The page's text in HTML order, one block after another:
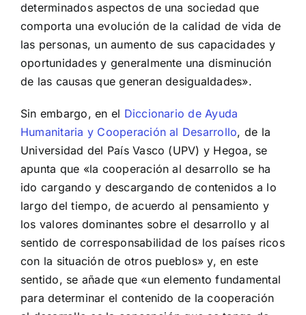
determinados aspectos de una sociedad que
comporta una evolución de la calidad de vida de
las personas, un aumento de sus capacidades y
oportunidades y generalmente una disminución
de las causas que generan desigualdades».
Sin embargo, en el Diccionario de Ayuda
Humanitaria y Cooperación al Desarrollo, de la
Universidad del País Vasco (UPV) y Hegoa, se
apunta que «la cooperación al desarrollo se ha
ido cargando y descargando de contenidos a lo
largo del tiempo, de acuerdo al pensamiento y
los valores dominantes sobre el desarrollo y al
sentido de corresponsabilidad de los países ricos
con la situación de otros pueblos» y, en este
sentido, se añade que «un elemento fundamental
para determinar el contenido de la cooperación